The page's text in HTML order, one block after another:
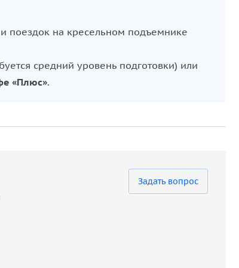
попробуйте слепить собственного
снежного пейзажа. После активного
вкусными закусками в одном из уютных
лыжником или новичком, Ski Dubai
поездок на кресельном подъемнике
средний уровень подготовки) или
«Плюс».
Задать вопрос